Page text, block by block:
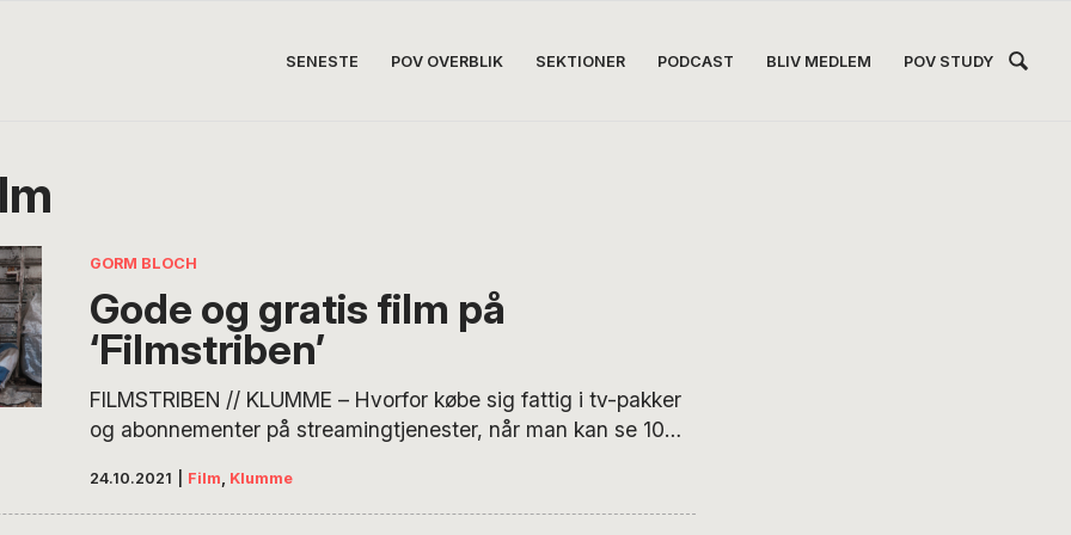
SENESTE POV OVERBLIK SEKTIONER PODCAST BLIV MEDLEM POV STUDY
GORM BLOCH
Gode og gratis film på
‘Filmstriben’
FILMSTRIBEN // KLUMME – Hvorfor købe sig fattig i tv-pakker
og abonnementer på streamingtjenester, når man kan se 10
gratis hver måned via bibliotekernes streamingportal,
Filmstriben? Hvad enten du er til art films, historiske dramaer,
24.10.2021 Film Klumme